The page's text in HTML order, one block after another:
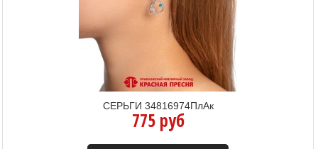
СЕРЬГИ 34816974ПлАк
775 руб